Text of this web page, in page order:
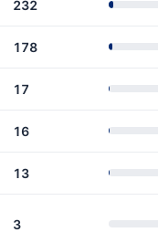
232
178
17
16
13
3